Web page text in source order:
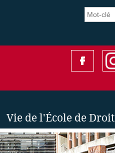
Vie de l'École de Droit